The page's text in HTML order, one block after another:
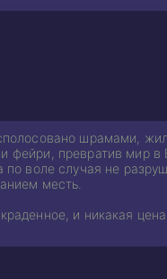
шрамами,
фейри, превратив мир
по воле случая не
месть.
и никакая